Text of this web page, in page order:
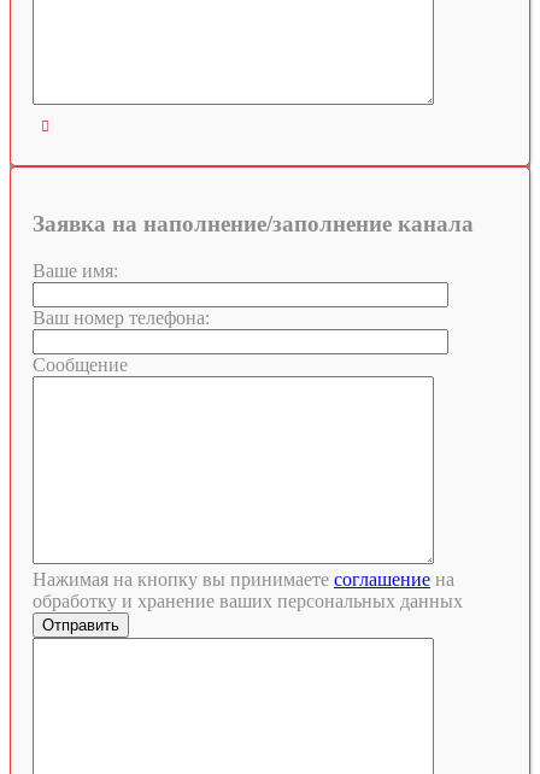

Заявка на наполнение/заполнение канала
Ваше имя:
Ваш номер телефона:
Сообщение
Нажимая на кнопку вы принимаете соглашение на
обработку и хранение ваших персональных данных